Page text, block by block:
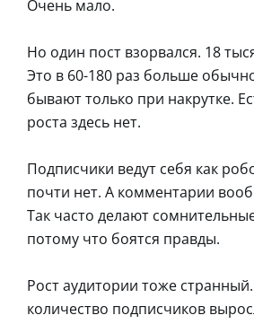
Очень мало.
Но один пост взорвался. 18
Это в 60-180 раз больше
бывают только при накрутке.
роста здесь нет.
Подписчики ведут себя как
почти нет. А комментарии
Так часто делают
потому что боятся правды.
Рост аудитории тоже
количество подписчиков